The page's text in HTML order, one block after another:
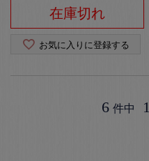
在庫切れ
お気に入りに登録する
6 件中 1